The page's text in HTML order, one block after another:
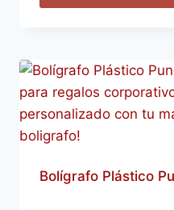
Bolígrafo Plástico